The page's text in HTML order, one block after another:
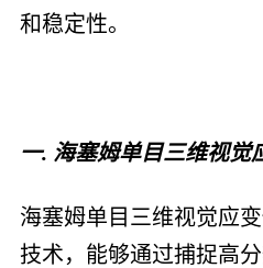
和稳定性。
一. 海塞姆单目三维视觉
海塞姆单目三维视觉应
技术，能够通过捕捉高